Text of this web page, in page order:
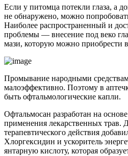
Если у питомца потекли глаза, а
не обнаружено, можно
Наиболее распространенный и
проблемы — внесение под веко
мази, которую можно приобрести
Промывание народными
малоэффективно. Поэтому в
быть офтальмологические капли.
Офтальмосан разработан на
применения лекарственных трав.
терапевтического действия
Хлоргексидин и ускоритель
янтарную кислоту, которая